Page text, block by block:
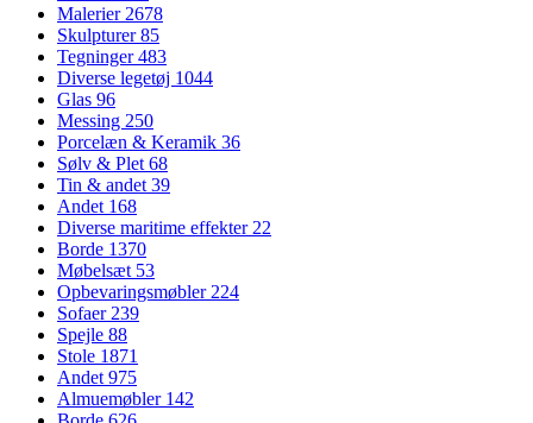
Malerier2678
Skulpturer85
Tegninger483
Diverse legetøj 1044
Glas 96
Messing 250
Porcelæn & Keramik 36
Sølv & Plet68
Tin & andet39
Andet 168
Diverse maritime effekter22
Borde 1370
Møbelsæt 53
Opbevaringsmøbler224
Sofaer239
Spejle 88
Stole 1871
Andet975
Almuemøbler 142